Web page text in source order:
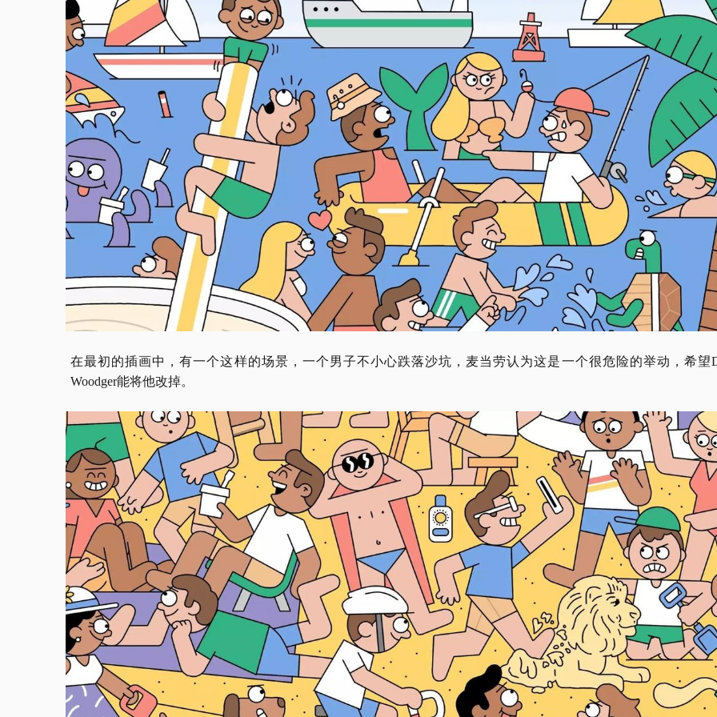
在最初的插画中，有一个这样的场景，一个男子不小心跌落沙坑，麦当劳认为这是一个很危险的举动，希望
Woodger能将他改掉。